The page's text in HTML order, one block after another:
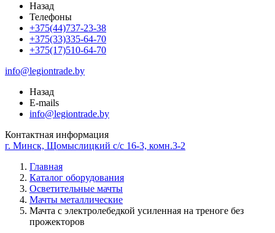
Назад
Телефоны
+375(44)737-23-38
+375(33)335-64-70
+375(17)510-64-70
info@legiontrade.by
Назад
E-mails
info@legiontrade.by
Контактная информация
г. Минск, Щомыслицкий с/с 16-3, комн.3-2
Главная
Каталог оборудования
Осветительные мачты
Мачты металлические
Мачта с электролебедкой усиленная на треноге без
прожекторов